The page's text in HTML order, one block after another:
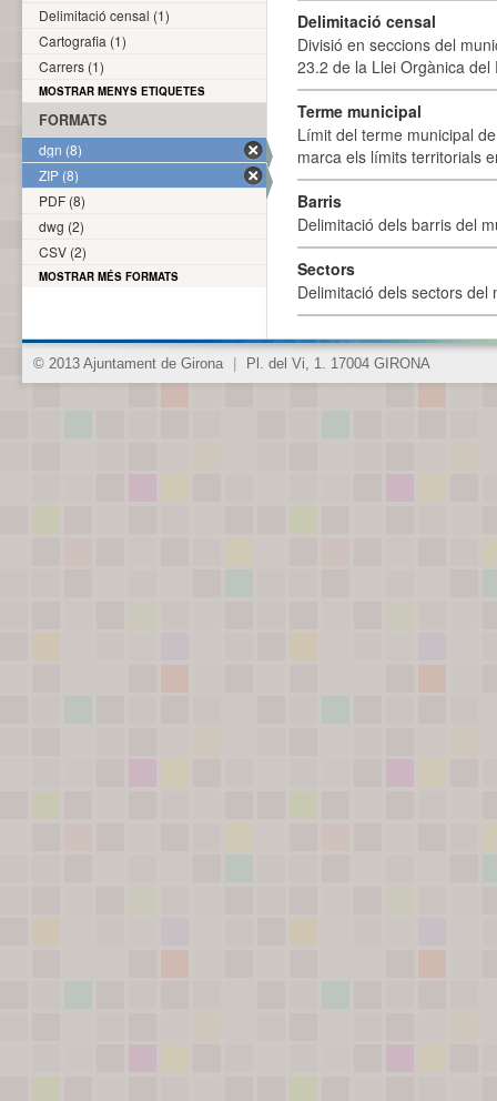
Delimitació censal
Divisió en seccions del
23.2 de la Llei Orgànica
Terme municipal
Límit del terme municipal
marca els límits territorials
Barris
Delimitació dels barris del
Sectors
Delimitació dels sectors del
Delimitació censal (1)
Cartografia (1)
Carrers (1)
MOSTRAR MENYS ETIQUETES
FORMATS
dgn (8)
ZIP (8)
PDF (8)
dwg (2)
CSV (2)
MOSTRAR MÉS FORMATS
© 2013 Ajuntament de Girona Pl. del Vi, 1. 17004 GIRONA